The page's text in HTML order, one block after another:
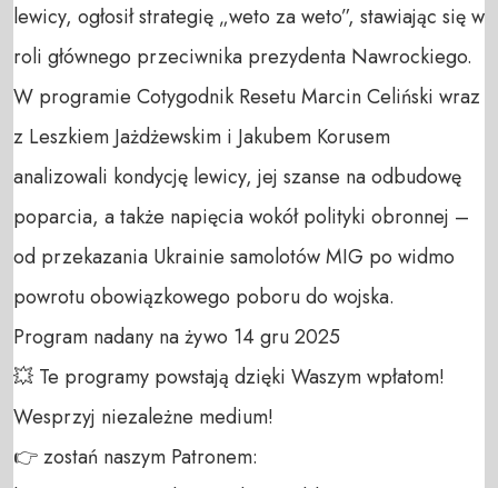
lewicy, ogłosił strategię „weto za weto”, stawiając się w
roli głównego przeciwnika prezydenta Nawrockiego.
W programie Cotygodnik Resetu Marcin Celiński wraz
z Leszkiem Jażdżewskim i Jakubem Korusem
analizowali kondycję lewicy, jej szanse na odbudowę
poparcia, a także napięcia wokół polityki obronnej –
od przekazania Ukrainie samolotów MIG po widmo
powrotu obowiązkowego poboru do wojska.
Program nadany na żywo 14 gru 2025
💥 Te programy powstają dzięki Waszym wpłatom!
Wesprzyj niezależne medium!
👉 zostań naszym Patronem: